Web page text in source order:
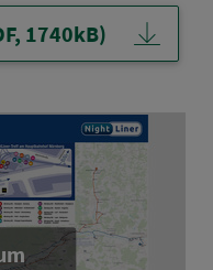
1740kB)